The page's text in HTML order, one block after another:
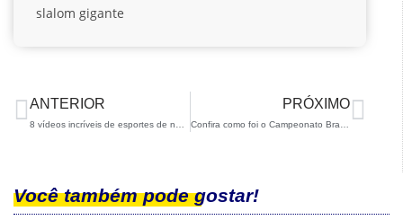
slalom gigante
ANTERIOR PRÓXIMO
Você também pode gostar!